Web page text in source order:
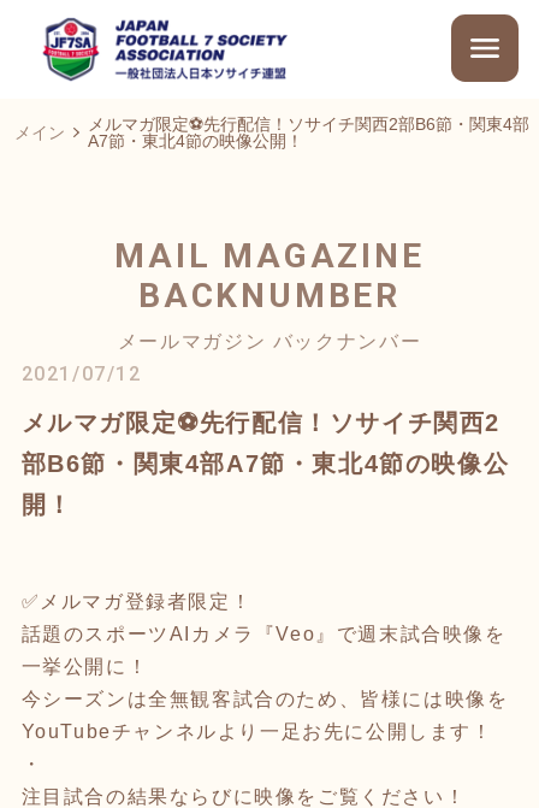
メイン
メルマガ限定⚽先行配信！ソサイチ関西2部B6節・関東4部
A7節・東北4節の映像公開！
MAIL MAGAZINE
BACKNUMBER
メールマガジン バックナンバー
2021/07/12
メルマガ限定⚽先行配信！ソサイチ関西2
部B6節・関東4部A7節・東北4節の映像公
開！
✅メルマガ登録者限定！
話題のスポーツAIカメラ『Veo』で週末試合映像を
一挙公開に！
今シーズンは全無観客試合のため、皆様には映像を
YouTubeチャンネルより一足お先に公開します！
・
注目試合の結果ならびに映像をご覧ください！